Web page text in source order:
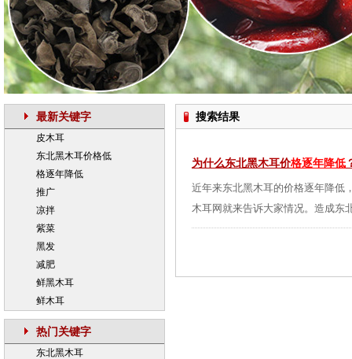
最新关键字
皮木耳
东北黑木耳价格低
格逐年降低
推广
凉拌
紫菜
黑发
减肥
鲜黑木耳
鲜木耳
热门关键字
东北黑木耳
搜索结果
为什么东北黑木耳价格逐年降低
近年来东北黑木耳的价格逐年降低
木耳网就来告诉大家情况。造成东